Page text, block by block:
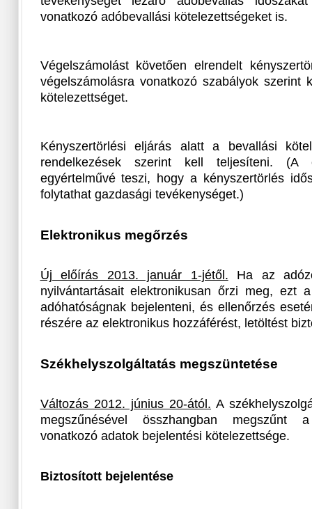
vonatkozó adóbevallási kötelezettségeket is.
Végelszámolást követően elrendelt
végelszámolásra vonatkozó szabályok szerint
kötelezettséget.
Kényszertörlési eljárás alatt a bevallási
rendelkezések szerint kell teljesíteni. (A
egyértelművé teszi, hogy a kényszertörlés
folytathat gazdasági tevékenységet.)
Elektronikus megőrzés
Új előírás 2013. január 1-jétől. Ha az
nyilvántartásait elektronikusan őrzi meg, ezt
adóhatóságnak bejelenteni, és ellenőrzés
részére az elektronikus hozzáférést, letöltést
Székhelyszolgáltatás megszüntetése
Változás 2012. június 20-ától. A
megszűnésével összhangban megszűnt a
vonatkozó adatok bejelentési kötelezettsége.
Biztosított bejelentése